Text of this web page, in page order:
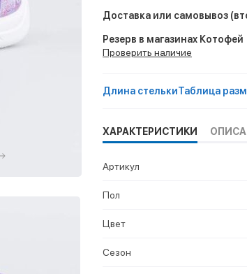
Доставка или самовывоз
Резерв в магазинах Котофей
Проверить наличие
Длина стелькиТаблица
ХАРАКТЕРИСТИКИ
Артикул
Пол
Цвет
Сезон